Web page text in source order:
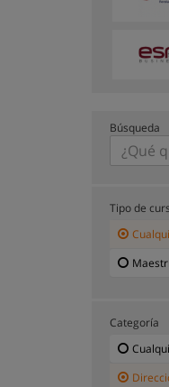
Búsqueda
Tipo de
Categoría